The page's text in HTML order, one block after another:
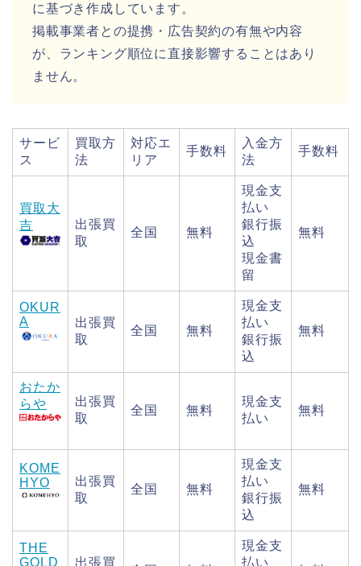
に基づき作成しています。
掲載事業者との提携・広告契約の有無や内容
が、ランキング順位に直接影響することはあり
ません。
サービ
ス
買取方
法
対応エ
リア
手数料
入金方
法
手数料
買取大
吉
出張買
取
全国 無料
現金支
払い
銀行振
込
現金書
留
無料
OKUR
A
出張買
取
全国 無料
現金支
払い
銀行振
込
無料
おたか
らや
出張買
取
全国 無料
現金支
払い
無料
KOME
HYO
出張買
取
全国 無料
現金支
払い
銀行振
込
無料
THE
GOLD
出張買
現金支
払い